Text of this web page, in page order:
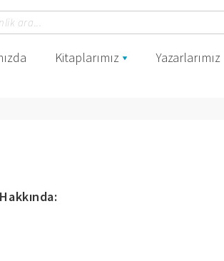
Kitaplarımız Yazarlarımız